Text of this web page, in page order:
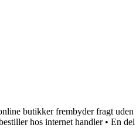
butikker frembyder fragt uden
hos internet handler• En